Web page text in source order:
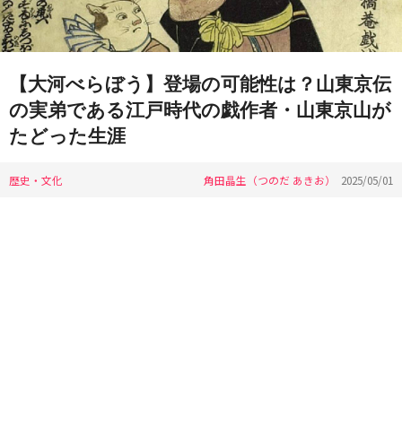
【大河べらぼう】登場の可能性は？山東京伝
の実弟である江戸時代の戯作者・山東京山が
たどった生涯
歴史・文化 角田晶生（つのだ あきお） 2025/05/01